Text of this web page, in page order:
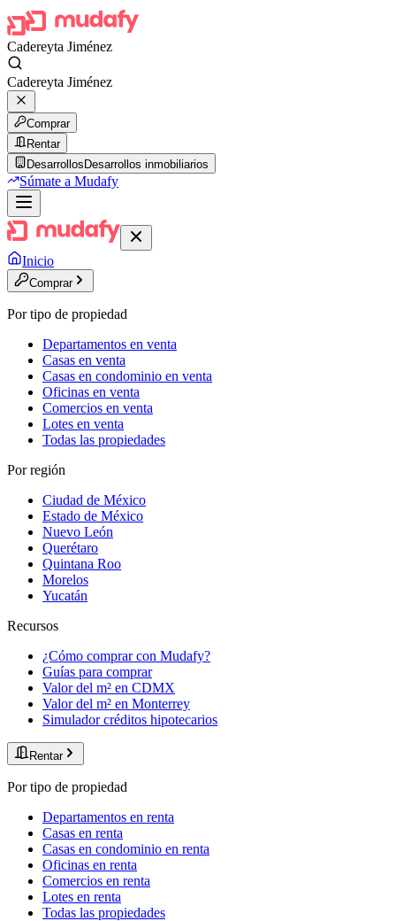
Cadereyta Jiménez
Cadereyta Jiménez
Comprar
Rentar
Desarrollos Desarrollos inmobiliarios
Súmate a Mudafy
Inicio
Comprar
Por tipo de propiedad
Departamentos en venta
Casas en venta
Casas en condominio en venta
Oficinas en venta
Comercios en venta
Lotes en venta
Todas las propiedades
Por región
Ciudad de México
Estado de México
Nuevo León
Querétaro
Quintana Roo
Morelos
Yucatán
Recursos
¿Cómo comprar con Mudafy?
Guías para comprar
Valor del m² en CDMX
Valor del m² en Monterrey
Simulador créditos hipotecarios
Rentar
Por tipo de propiedad
Departamentos en renta
Casas en renta
Casas en condominio en renta
Oficinas en renta
Comercios en renta
Lotes en renta
Todas las propiedades